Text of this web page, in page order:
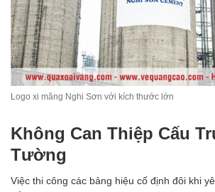
Logo xi măng Nghi Sơn với kích thước lớn
Không Can Thiệp Cấu
Tường
Việc thi công các bảng hiệu cố định đôi khi